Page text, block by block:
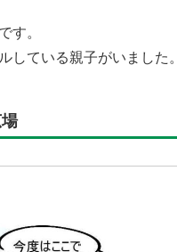
す。
している親子がいました。